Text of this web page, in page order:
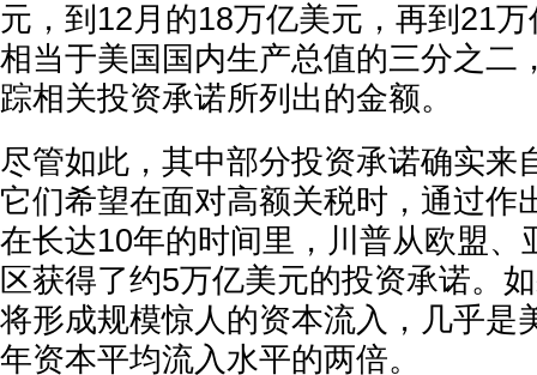
元，到12月的18万亿美元，再到21
相当于美国国内生产总值的三分之二
踪相关投资承诺所列出的金额。
尽管如此，其中部分投资承诺确实来
它们希望在面对高额关税时，通过作
在长达10年的时间里，川普从欧盟、
区获得了约5万亿美元的投资承诺。
将形成规模惊人的资本流入，几乎是
年资本平均流入水平的两倍。